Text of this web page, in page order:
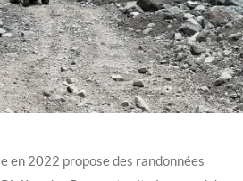
en 2022 propose des randonnées